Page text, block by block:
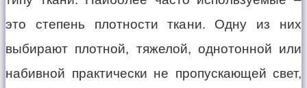
это степень плотности ткани. Одну из них
выбирают плотной, тяжелой, однотонной или
набивной практически не пропускающей свет,